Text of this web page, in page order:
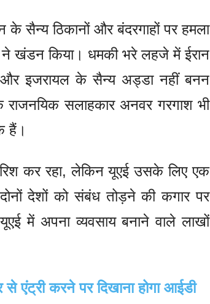
के सैन्य ठिकानों और बंदरगाहों पर हमला
ने खंडन किया। धमकी भरे लहजे में ईरान
इजरायल के सैन्य अड्डा नहीं बनन
सलाहकार अनवर गरगाश भी
हैं।
कर रहा, लेकिन यूएई उसके लिए एक
देशों को संबंध तोड़ने की कगार पर
में अपना व्यवसाय बनाने वाले लाखों
से एंट्री करने पर दिखाना होगा आईडी